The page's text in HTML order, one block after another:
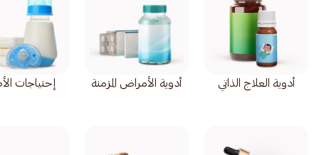
أدوية العلاج الذاتي أدوية الأمراض المزمنة إحتياجات